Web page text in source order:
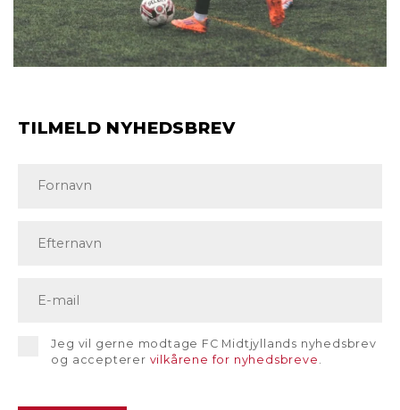
TILMELD NYHEDSBREV
Jeg vil gerne modtage FC Midtjyllands nyhedsbrev
og accepterer vilkårene for nyhedsbreve